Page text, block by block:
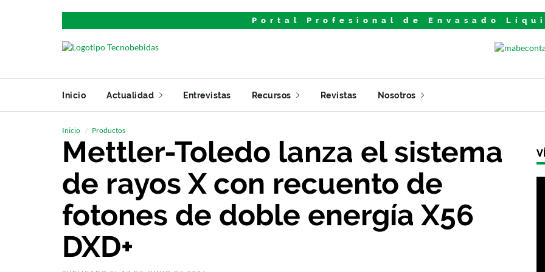
Portal Profesional de Envasado
Inicio Actualidad Entrevistas Recursos Revistas Nosotros
Inicio Productos
Mettler-Toledo lanza el sistema
de rayos X con recuento de
fotones de doble energía X56
DXD+